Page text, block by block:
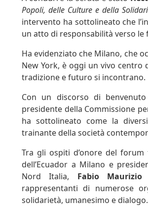
Popoli, delle Culture e della
intervento ha sottolineato che
un atto di responsabilità verso
Ha evidenziato che Milano, che
New York, è oggi un vivo centro
tradizione e futuro si incontrano.
Con un discorso di
presidente della Commissione
ha sottolineato come la
trainante della società
Tra gli ospiti d’onore del forum
dell’Ecuador a Milano e
Nord Italia, Fabio Maurizio
rappresentanti di numerose
solidarietà, umanesimo e dialogo.